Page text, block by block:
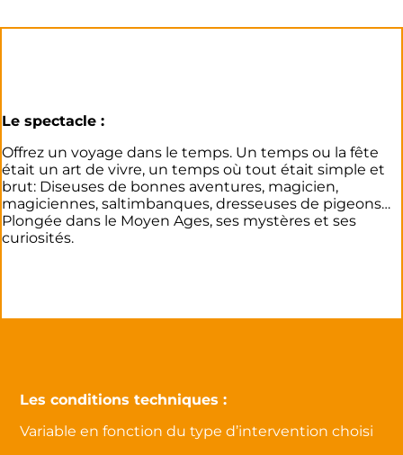
Le spectacle :
Offrez un voyage dans le temps. Un temps ou la fête
était un art de vivre, un temps où tout était simple et
brut: Diseuses de bonnes aventures, magicien,
magiciennes, saltimbanques, dresseuses de pigeons…
Plongée dans le Moyen Ages, ses mystères et ses
curiosités.
Les conditions techniques :
Variable en fonction du type d’intervention choisi